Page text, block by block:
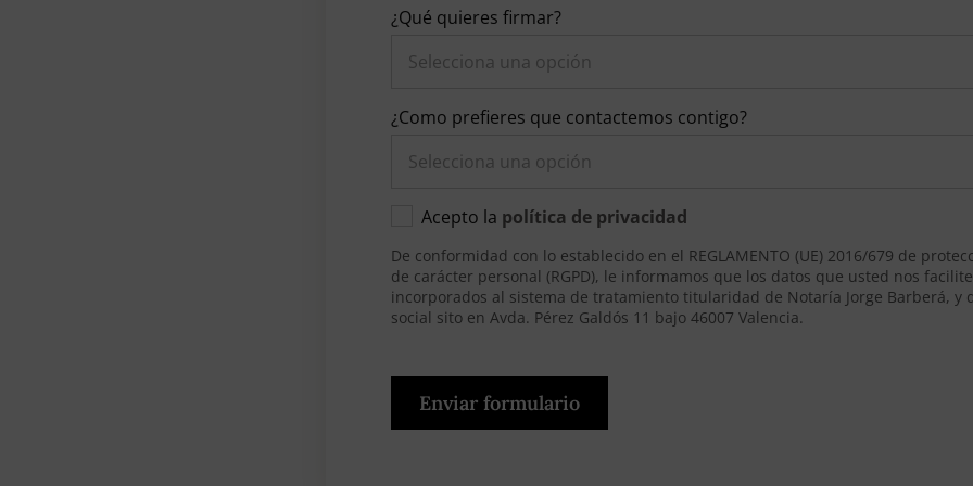
¿Qué quieres firmar?
¿Como prefieres que contactemos contigo?
Acepto la política de privacidad
De conformidad con lo establecido en el REGLAMENTO (UE) 2016/679 de
de carácter personal (RGPD), le informamos que los datos que usted nos
incorporados al sistema de tratamiento titularidad de Notaría Jorge Barberá, y
social sito en Avda. Pérez Galdós 11 bajo 46007 Valencia.